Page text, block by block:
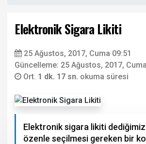
Elektronik Sigara Likiti
25 Ağustos, 2017, Cuma 09:51
Güncelleme: 25 Ağustos, 2017,
Ort. 1 dk. 17 sn. okuma süresi
Elektronik sigara likiti
özenle seçilmesi gereken bir